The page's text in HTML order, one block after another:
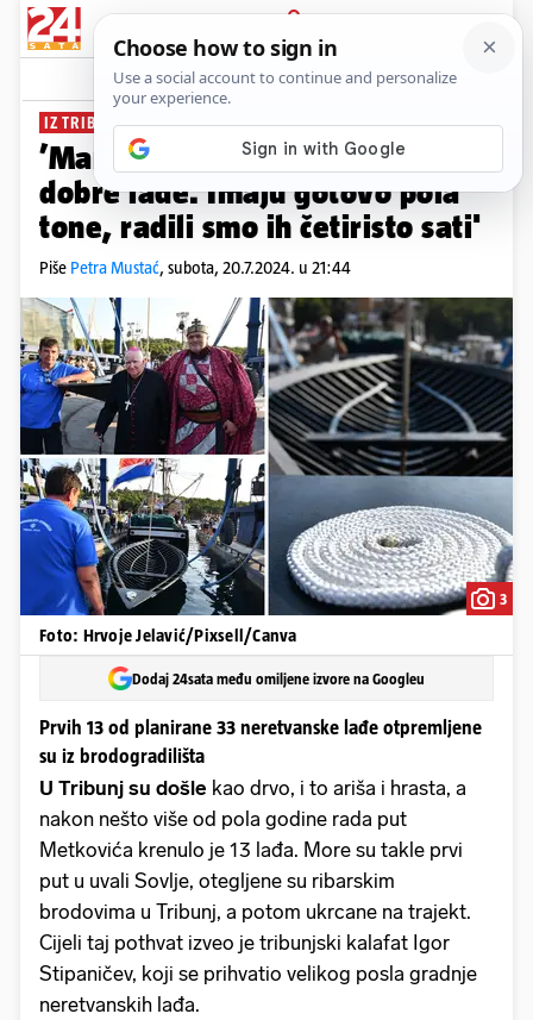
PRIJAVA
News Komentari
IZ TRIBUNJA ZA PLOČE
’Maraton će pokazati koliko su
dobre lađe. Imaju gotovo pola
tone, radili smo ih četiristo sati'
Piše Petra Mustać, subota, 20.7.2024. u 21:44
3
Foto: Hrvoje Jelavić/Pixsell/Canva
Dodaj 24sata među omiljene izvore na Googleu
Prvih 13 od planirane 33 neretvanske lađe otpremljene
su iz brodogradilišta
U Tribunj su došle kao drvo, i to ariša i hrasta, a
nakon nešto više od pola godine rada put
Metkovića krenulo je 13 lađa. More su takle prvi
put u uvali Sovlje, otegljene su ribarskim
brodovima u Tribunj, a potom ukrcane na trajekt.
Cijeli taj pothvat izveo je tribunjski kalafat Igor
Stipaničev, koji se prihvatio velikog posla gradnje
neretvanskih lađa.